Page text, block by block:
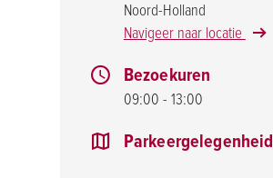
Noord-Holland
Navigeer naar locatie
Bezoekuren
09:00 - 13:00
Parkeergelegenheid